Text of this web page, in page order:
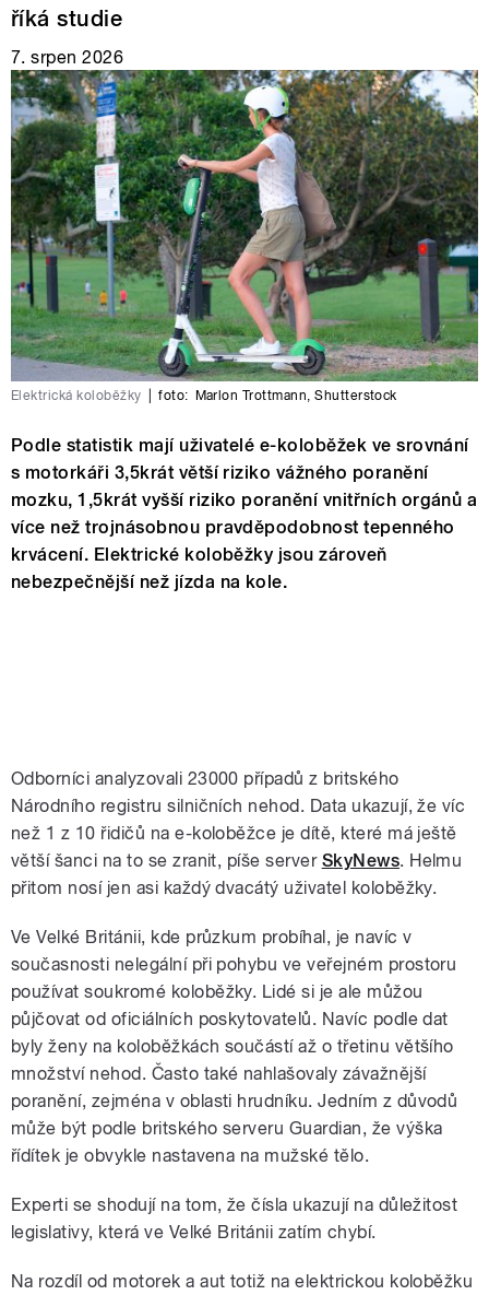
říká studie
7. srpen 2026
Elektrická koloběžky foto: Marlon Trottmann,Shutterstock
Podle statistik mají uživatelé e-koloběžek ve srovnání
s motorkáři 3,5krát větší riziko vážného poranění
mozku, 1,5krát vyšší riziko poranění vnitřních orgánů a
více než trojnásobnou pravděpodobnost tepenného
krvácení. Elektrické koloběžky jsou zároveň
nebezpečnější než jízda na kole.
Odborníci analyzovali 23000 případů z britského
Národního registru silničních nehod. Data ukazují, že víc
než 1 z 10 řidičů na e-koloběžce je dítě, které má ještě
větší šanci na to se zranit, píše server SkyNews. Helmu
přitom nosí jen asi každý dvacátý uživatel koloběžky.
Ve Velké Británii, kde průzkum probíhal, je navíc v
současnosti nelegální při pohybu ve veřejném prostoru
používat soukromé koloběžky. Lidé si je ale můžou
půjčovat od oficiálních poskytovatelů. Navíc podle dat
byly ženy na koloběžkách součástí až o třetinu většího
množství nehod. Často také nahlašovaly závažnější
poranění, zejména v oblasti hrudníku. Jedním z důvodů
může být podle britského serveru Guardian, že výška
řídítek je obvykle nastavena na mužské tělo.
Experti se shodují na tom, že čísla ukazují na důležitost
legislativy, která ve Velké Británii zatím chybí.
Na rozdíl od motorek a aut totiž na elektrickou koloběžku